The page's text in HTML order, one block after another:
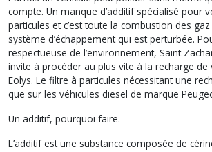
compte. Un manque d’additif spécialisé pour
particules et c’est toute la combustion des
système d’échappement qui est perturbée.
respectueuse de l’environnement, Saint
invite à procéder au plus vite à la recharge de
Eolys. Le filtre à particules nécessitant une
que sur les véhicules diesel de marque
Un additif, pourquoi faire.
L’additif est une substance composée de